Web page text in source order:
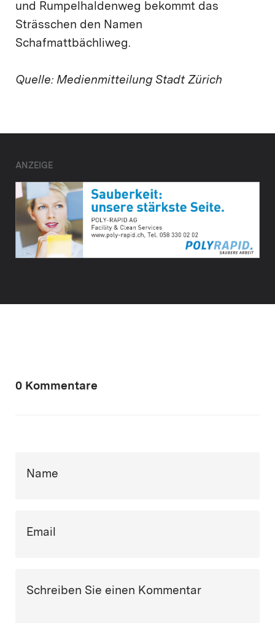
und Rumpelhaldenweg bekommt das
Strässchen den Namen
Schafmattbächliweg.
Quelle: Medienmitteilung Stadt Zürich
ANZEIGE
0 Kommentare
Name
Email
Schreiben Sie einen Kommentar